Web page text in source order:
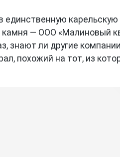
карельскую
— ООО «Малиновый
знают ли другие
похожий на тот, из